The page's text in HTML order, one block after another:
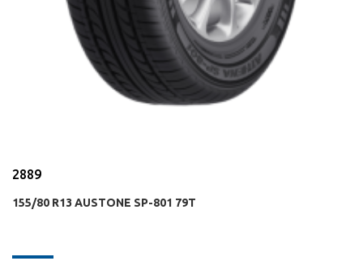
2889
155/80 R13 AUSTONE SP-801 79T